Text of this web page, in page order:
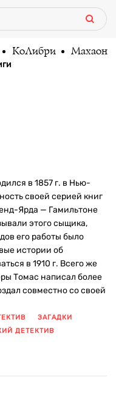
КоЛибри Махаон
в 1857 г. в Нью-
своей серией книг
Ярда — Гамильтоне
этого сыщика,
его работы было
истории об
в 1910 г. Всего же
Томас написал более
совместно со своей
ЗАГАДКИ
ДЕТЕКТИВ